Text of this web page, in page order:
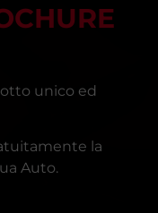
unico ed
la
Auto.